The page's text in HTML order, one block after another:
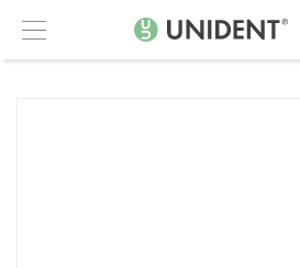
Menu
KONTAKT